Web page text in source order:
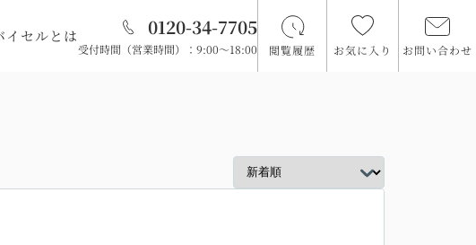
イセルとは
0120-34-7705
受付時間（営業時間）：9:00～18:00 閲覧履歴 お気に入り お問い合わせ